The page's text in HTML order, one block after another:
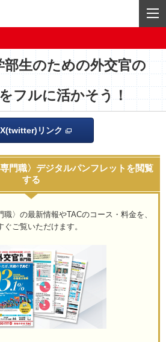
部生のための外交官の
フルに活かそう！
X(twitter)リンク
門職〉デジタルパンフレットを閲覧
する
〉の最新情報やTACのコース・料金を、
ご覧いただけます。